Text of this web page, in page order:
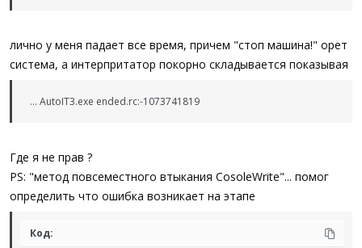
лично у меня падает все время, причем "стоп машина!" орет
система, а интерпритатор покорно складывается показывая
... AutoIT3.exe ended.rc:-1073741819
Где я не прав ?
PS: "метод повсеместного втыкания CosoleWrite"... помог
определить что ошибка возникает на этапе
Код: